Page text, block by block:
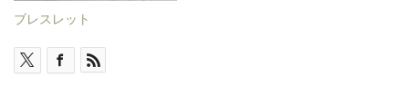
ブレスレット